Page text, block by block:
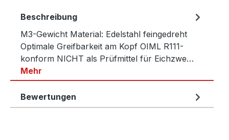
Beschreibung
M3-Gewicht Material: Edelstahl feingedreht
Optimale Greifbarkeit am Kopf OIML R111-
konform NICHT als Prüfmittel für Eichzwe…
Mehr
Bewertungen